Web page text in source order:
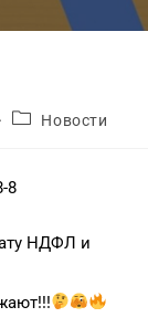
Новости
8
НДФЛ и